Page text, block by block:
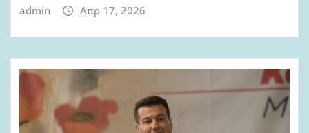
admin Απρ 17, 2026